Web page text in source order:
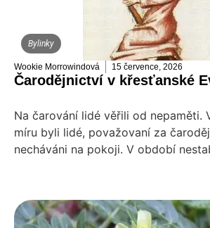
Bylinky
Wookie Morrowindová 15 července, 2026
Čarodějnictví v křesťanské
Na čarování lidé věřili od nepaměti.
míru byli lidé, považovaní za
necháváni na pokoji. V období